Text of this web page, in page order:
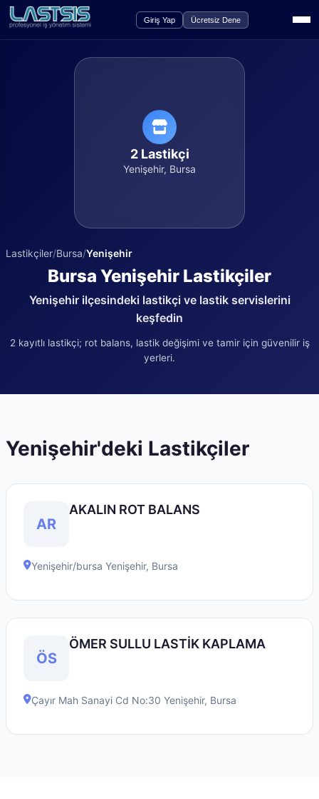
Giriş Yap Ücretsiz Dene
Lastikçiler/Bursa/Yenişehir
Bursa Yenişehir Lastikçiler
Yenişehirilçesindeki lastikçi ve lastik servislerini
keşfedin
2 kayıtlı lastikçi; rot balans, lastik değişimi ve tamir için güvenilir iş
yerleri.
2Lastikçi
Yenişehir, Bursa
Yenişehir'deki Lastikçiler
AR
AKALIN ROT BALANS
Yenişehir/bursa Yenişehir, Bursa
ÖS
ÖMER SULLU LASTİK KAPLAMA
Çayır Mah Sanayi Cd No:30 Yenişehir, Bursa